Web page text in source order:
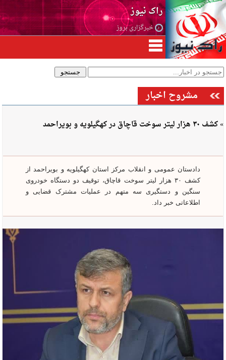
راک نیوز
خبرگزاری بروز
مشروح اخبار
» کشف ۳۰ هزار لیتر سوخت قاچاق در کهگیلویه و بویراحمد
دادستان عمومی و انقلاب مرکز استان کهگیلویه و بویراحمد از
کشف ۳۰ هزار لیتر سوخت قاچاق، توقیف دو دستگاه خودروی
سنگین و دستگیری سه متهم در عملیات مشترک قضایی و
اطلاعاتی خبر داد.